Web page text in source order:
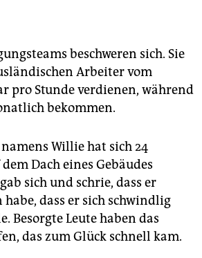
beschweren sich. Sie
Arbeiter vom
pro Stunde verdienen, während
bekommen.
Willie hat sich 24
Dach eines Gebäudes
sich und schrie, dass er
habe, dass er sich schwindlig
Besorgte Leute haben das
das zum Glück schnell kam.